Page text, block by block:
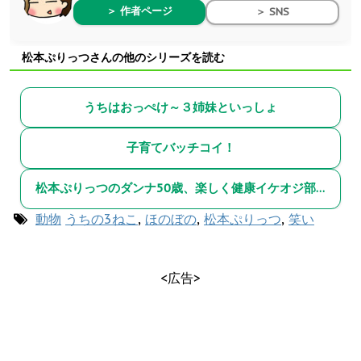
＞ 作者ページ ＞ SNS
松本ぷりっつさんの他のシリーズを読む
うちはおっぺけ～３姉妹といっしょ
子育てバッチコイ！
松本ぷりっつのダンナ50歳、楽しく健康イケオジ部！
動物 うちの3ねこ , ほのぼの, 松本ぷりっつ, 笑い
<広告>